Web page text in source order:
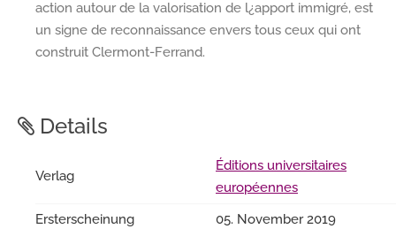
action autour de la valorisation de l¿apport immigré, est
un signe de reconnaissance envers tous ceux qui ont
construit Clermont-Ferrand.
Details
Verlag
Éditions universitaires
européennes
Ersterscheinung
05. November 2019